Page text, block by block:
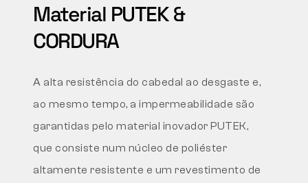
Material PUTEK &
CORDURA
A alta resistência do cabedal ao desgaste e,
ao mesmo tempo, a impermeabilidade são
garantidas pelo material inovador PUTEK,
que consiste num núcleo de poliéster
altamente resistente e um revestimento de